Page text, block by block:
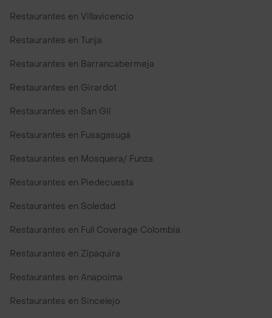
Restaurantes en Villavicencio
Restaurantes en Tunja
Restaurantes en Barrancabermeja
Restaurantes en Girardot
Restaurantes en San Gil
Restaurantes en Fusagasugá
Restaurantes en Mosquera/ Funza
Restaurantes en Piedecuesta
Restaurantes en Soledad
Restaurantes en Full Coverage Colombia
Restaurantes en Zipaquira
Restaurantes en Anapoima
Restaurantes en Sincelejo